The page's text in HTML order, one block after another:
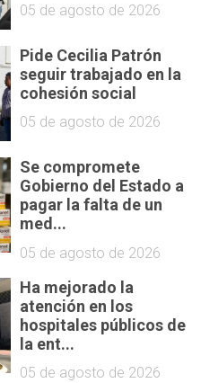
05 de agosto de 2026
Pide Cecilia Patrón
seguir trabajado en la
cohesión social
05 de agosto de 2026
Se compromete
Gobierno del Estado a
pagar la falta de un
med...
05 de agosto de 2026
Ha mejorado la
atención en los
hospitales públicos de
la ent...
05 de agosto de 2026